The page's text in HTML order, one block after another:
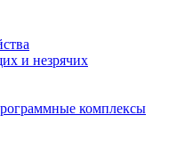
и незрячих
комплексы